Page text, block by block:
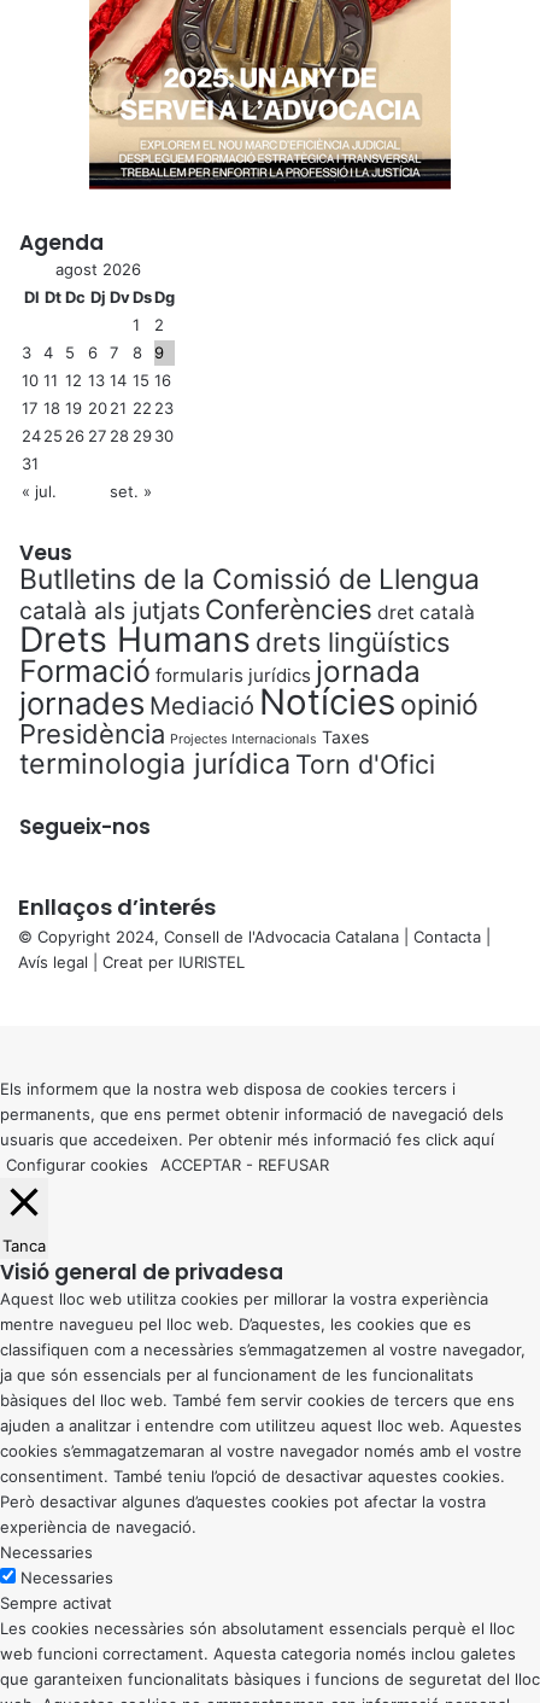
Agenda
agost 2026
Dl DtDc Dj DvDsDg
1
2
3
4 5 6 7 8
9
10 11 12 13 14 15 16
17 18 19 2021 22 23
2425 26 27 28 2930
31
« jul.
set. »
Veus
Butlletins de la Comissió de Llengua
català als jutjats Conferències dret català
Drets Humans drets lingüístics
Formació formularis jurídics jornada
jornades Mediació Notícies opinió
Presidència Projectes Internacionals Taxes
terminologia jurídica Torn d'Ofici
Segueix-nos
Enllaços d’interés
© Copyright 2024, Consell de l'Advocacia Catalana | Contacta
Avís legal | Creat per IURISTEL
button
Els informem que la nostra web disposa de cookies tercers i
permanents, que ens permet obtenir informació de navegació dels
usuaris que accedeixen. Per obtenir més informació fes click aquí
Configurar cookies
ACCEPTAR - REFUSAR
Tanca
Visió general de privadesa
Aquest lloc web utilitza cookies per millorar la vostra experiència
mentre navegueu pel lloc web. D’aquestes, les cookies que es
classifiquen com a necessàries s’emmagatzemen al vostre navegador,
ja que són essencials per al funcionament de les funcionalitats
bàsiques del lloc web. També fem servir cookies de tercers que ens
ajuden a analitzar i entendre com utilitzeu aquest lloc web. Aquestes
cookies s’emmagatzemaran al vostre navegador només amb el vostre
consentiment. També teniu l’opció de desactivar aquestes cookies.
Però desactivar algunes d’aquestes cookies pot afectar la vostra
experiència de navegació.
Necessaries
Necessaries
Sempre activat
Les cookies necessàries són absolutament essencials perquè el lloc
web funcioni correctament. Aquesta categoria només inclou galetes
que garanteixen funcionalitats bàsiques i funcions de seguretat del lloc